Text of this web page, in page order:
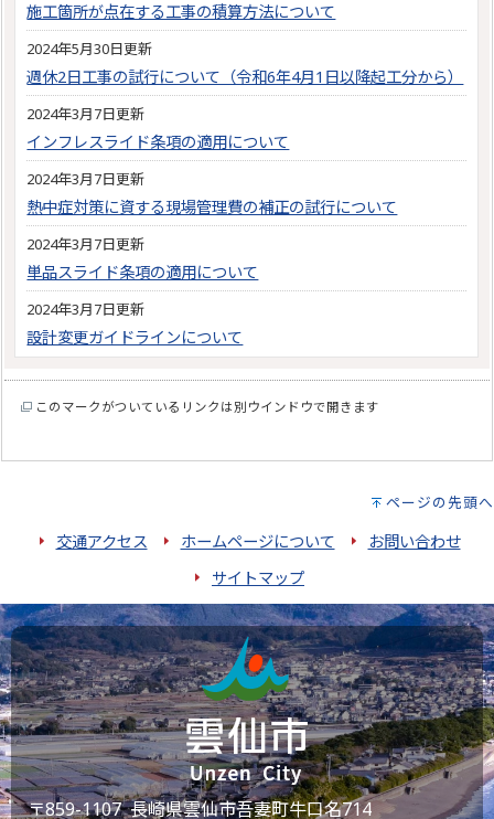
施工箇所が点在する工事の積算方法について
2024年5月30日更新
週休2日工事の試行について（令和6年4月1日以降起工分から）
2024年3月7日更新
インフレスライド条項の適用について
2024年3月7日更新
熱中症対策に資する現場管理費の補正の試行について
2024年3月7日更新
単品スライド条項の適用について
2024年3月7日更新
設計変更ガイドラインについて
このマークがついているリンクは別ウインドウで開きます
ページの先頭へ
交通アクセス ホームページについて
お問い合わせ
サイトマップ
〒859-1107 長崎県雲仙市吾妻町牛口名714